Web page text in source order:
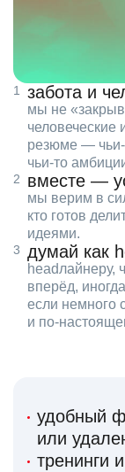
забота и
мы не
человеческие
резюме —
чьи‑то
вместе —
мы верим в
кто готов
идеями.
думай как
headлайнеру,
вперёд,
если немного
и
удобный
или
тренинги